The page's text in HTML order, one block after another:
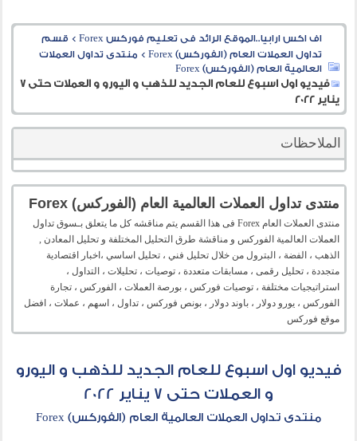
اف اكس ارابيا..الموقع الرائد فى تعليم فوركس Forex > قسم
تداول العملات العام (الفوركس) Forex
> منتدى تداول العملات
العالمية العام (الفوركس) Forex
فيديو اول اسبوع للعام الجديد للذهب و اليورو و العملات حتى 7
يناير 2022
الملاحظات
منتدى تداول العملات العالمية العام (الفوركس) Forex
منتدى العملات العام Forex فى هذا القسم يتم مناقشه كل ما يتعلق بـسوق تداول
العملات العالمية الفوركس و مناقشة طرق التحليل المختلفة و تحليل المعادن ,
الذهب ، الفضة ، البترول من خلال تحليل فني ، تحليل اساسي ،اخبار اقتصادية
متجددة ، تحليل رقمى ، مسابقات متعددة ، توصيات ، تحليلات ، التداول ،
استراتيجيات مختلفة ، توصيات فوركس ، بورصة العملات ، الفوركس ، تجارة
الفوركس ، يورو دولار ، باوند دولار ، بونص فوركس ، تداول ، اسهم ، عملات ، افضل
موقع فوركس
فيديو اول اسبوع للعام الجديد للذهب و اليورو
و العملات حتى 7 يناير 2022
منتدى تداول العملات العالمية العام (الفوركس) Forex